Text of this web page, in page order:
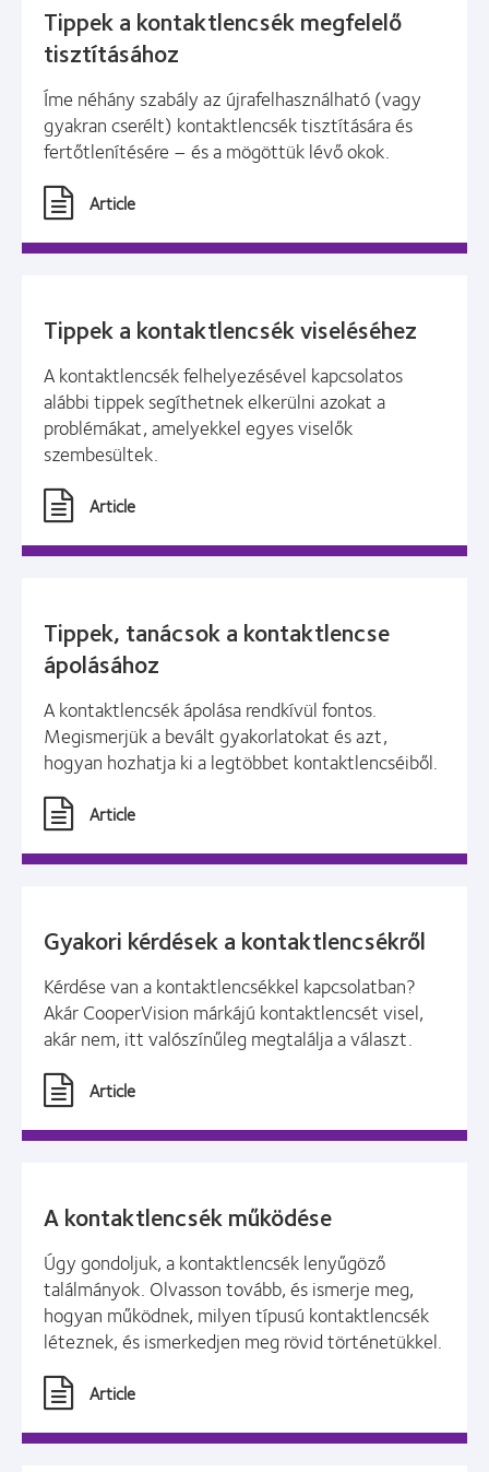
Tippek a kontaktlencsék megfelelő
tisztításához
Íme néhány szabály az újrafelhasználható (vagy
gyakran cserélt) kontaktlencsék tisztítására és
fertőtlenítésére – és a mögöttük lévő okok.
Article
Tippek a kontaktlencsék viseléséhez
A kontaktlencsék felhelyezésével kapcsolatos
alábbi tippek segíthetnek elkerülni azokat a
problémákat, amelyekkel egyes viselők
szembesültek.
Article
Tippek, tanácsok a kontaktlencse
ápolásához
A kontaktlencsék ápolása rendkívül fontos.
Megismerjük a bevált gyakorlatokat és azt,
hogyan hozhatja ki a legtöbbet kontaktlencséiből.
Article
Gyakori kérdések a kontaktlencsékről
Kérdése van a kontaktlencsékkel kapcsolatban?
Akár CooperVision márkájú kontaktlencsét visel,
akár nem, itt valószínűleg megtalálja a választ.
Article
A kontaktlencsék működése
Úgy gondoljuk, a kontaktlencsék lenyűgöző
találmányok. Olvasson tovább, és ismerje meg,
hogyan működnek, milyen típusú kontaktlencsék
léteznek, és ismerkedjen meg rövid történetükkel.
Article